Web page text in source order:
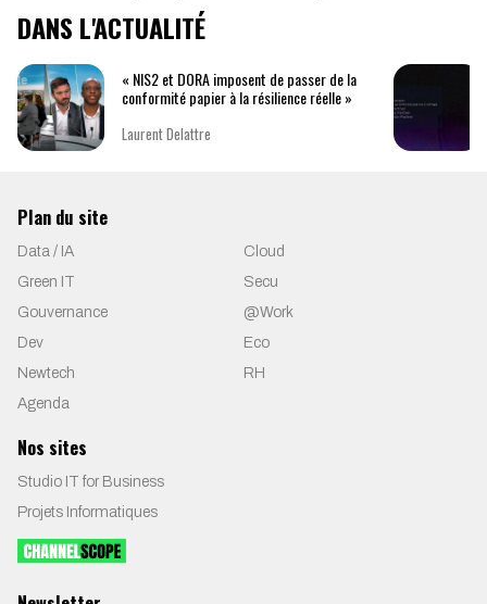
DANS L'ACTUALITÉ
« NIS2 et DORA imposent de passer de la
conformité papier à la résilience réelle »
Laurent Delattre
Plan du site
Data / IA
Cloud
Green IT
Secu
Gouvernance
@Work
Dev
Eco
Newtech
RH
Agenda
Nos sites
Studio IT for Business
Projets Informatiques